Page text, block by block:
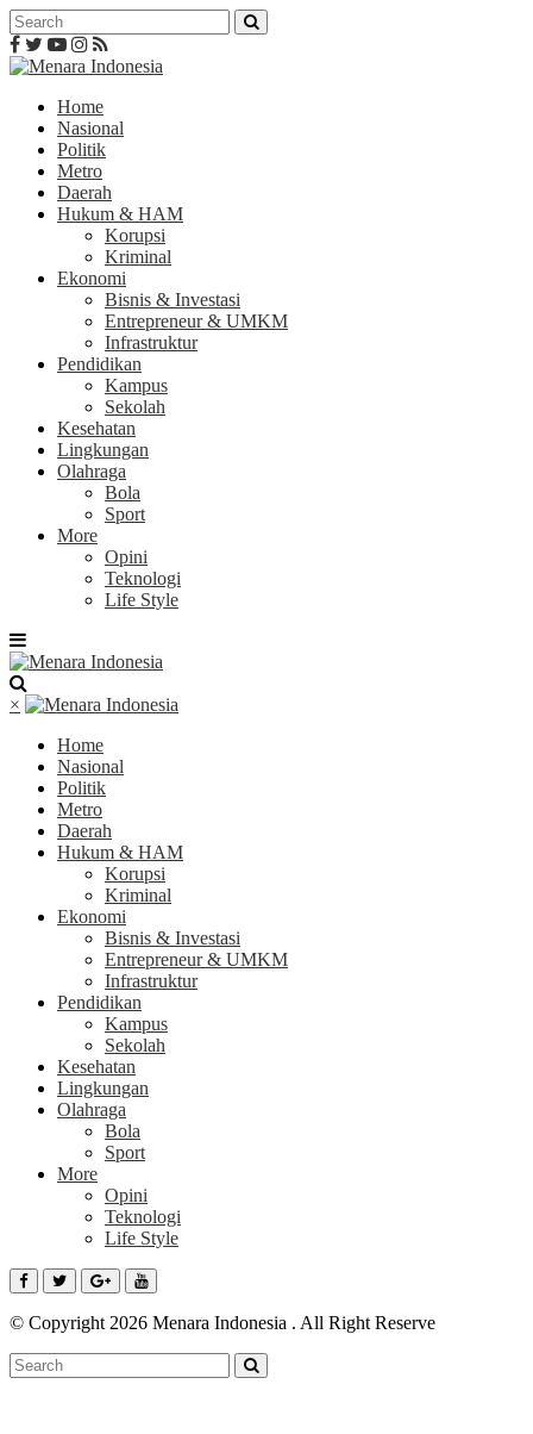
Home
Nasional
Politik
Metro
Daerah
Hukum & HAM
Korupsi
Kriminal
Ekonomi
Bisnis & Investasi
Entrepreneur & UMKM
Infrastruktur
Pendidikan
Kampus
Sekolah
Kesehatan
Lingkungan
Olahraga
Bola
Sport
More
Opini
Teknologi
Life Style
×
Home
Nasional
Politik
Metro
Daerah
Hukum & HAM
Korupsi
Kriminal
Ekonomi
Bisnis & Investasi
Entrepreneur & UMKM
Infrastruktur
Pendidikan
Kampus
Sekolah
Kesehatan
Lingkungan
Olahraga
Bola
Sport
More
Opini
Teknologi
Life Style
© Copyright 2026 Menara Indonesia . All Right Reserve